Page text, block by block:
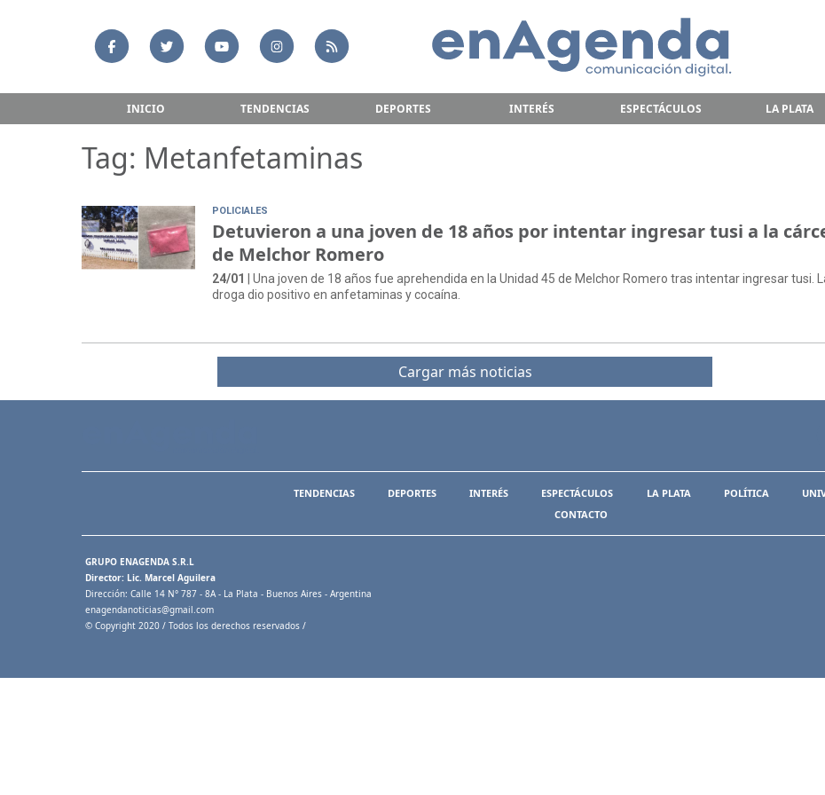
INICIO TENDENCIAS DEPORTES INTERÉS ESPECTÁCULOS LA PLATA
Tag: Metanfetaminas
POLICIALES
Detuvieron a una joven de 18 años por intentar ingresar tusi a la
de Melchor Romero
24/01
| Una joven de 18 años fue aprehendida en la Unidad 45 de Melchor Romero tras intentar ingresar tusi.
droga dio positivo en anfetaminas y cocaína.
Cargar más noticias
TENDENCIAS DEPORTES INTERÉS ESPECTÁCULOS LA PLATA POLÍTICA
CONTACTO
GRUPO ENAGENDA S.R.L
Director: Lic. Marcel Aguilera
Dirección: Calle 14 N° 787 - 8A - La Plata - Buenos Aires - Argentina
enagendanoticias@gmail.com
© Copyright 2020 / Todos los derechos reservados /